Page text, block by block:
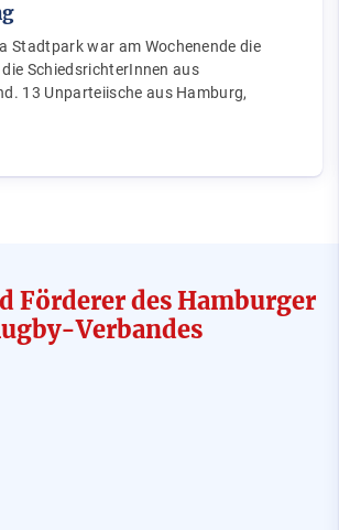
Stadtpark war am Wochenende die
SchiedsrichterInnen aus
13 Unparteiische aus Hamburg,
Förderer des Hamburger
Verbandes